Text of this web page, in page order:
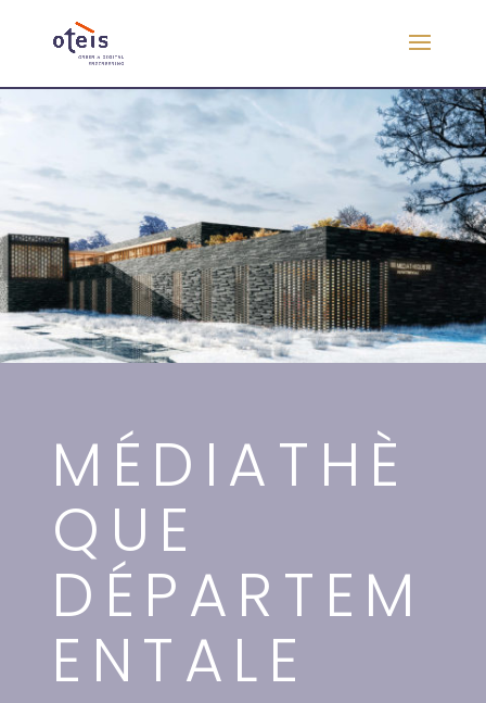
MÉDIATHÈ
QUE
DÉPARTEM
ENTALE